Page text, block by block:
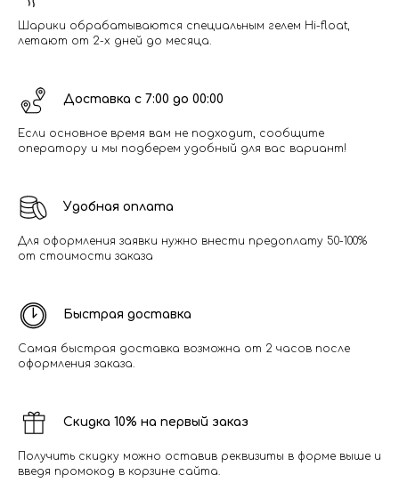
Шарики обрабатываются специальным гелем Hi-float,
летают от 2-х дней до месяца.
Доставка с 7:00 до 00:00
Если основное время вам не подходит, сообщите
оператору и мы подберем удобный для вас вариант!
Удобная оплата
Для оформления заявки нужно внести предоплату 50-100%
от стоимости заказа
Быстрая доставка
Самая быстрая доставка возможна от 2 часов после
оформления заказа.
Скидка 10% на первый заказ
Получить скидку можно оставив реквизиты в форме выше и
введя промокод в корзине сайта.